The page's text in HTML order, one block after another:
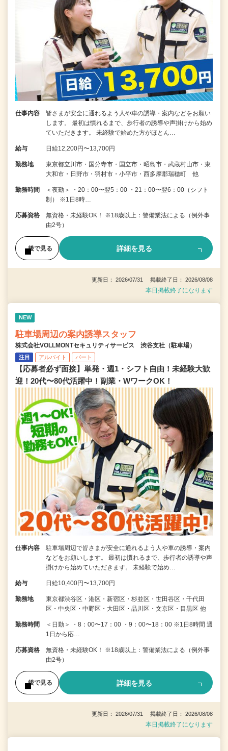
仕事内容
皆さまが安全に通れるよう人や車の誘導・案内などをお願い
します。 最初は慣れるまで、歩行者の誘導や声掛けから始め
ていただきます。 未経験で始めた方がほとん…
給与 日給12,200円〜13,700円
勤務地
東京都立川市・国分寺市・国立市・昭島市・武蔵村山市・東
大和市・日野市・羽村市・小平市・西多摩郡瑞穂町 他
勤務時間
＜夜勤＞ ・20：00〜翌5：00 ・21：00〜翌6：00（シフト
制） ※1日8時…
応募資格
無資格・未経験OK！ ※18歳以上：警備業法による（例外事
由2号）
後で見る 詳細を見る
更新日： 2026/07/31 掲載終了日： 2026/08/08
本日掲載終了になります
NEW
駐車場周辺の案内誘導スタッフ
株式会社VOLLMONTセキュリティサービス 渋谷支社（駐車場）
注目 アルバイト パート
【応募者必ず面接】単発・週1・シフト自由！未経験大歓
迎！20代〜80代活躍中！副業・WワークOK！
仕事内容
駐車場周辺で皆さまが安全に通れるよう人や車の誘導・案内
などをお願いします。 最初は慣れるまで、歩行者の誘導や声
掛けから始めていただきます。 未経験で始め…
給与 日給10,400円〜13,700円
勤務地
東京都渋谷区・港区・新宿区・杉並区・世田谷区・千代田
区・中央区・中野区・大田区・品川区・文京区・目黒区 他
勤務時間
＜日勤＞ ・8：00〜17：00 ・9：00〜18：00 ※1日8時間 週
1日から応…
応募資格
無資格・未経験OK！ ※18歳以上：警備業法による（例外事
由2号）
後で見る 詳細を見る
更新日： 2026/07/31 掲載終了日： 2026/08/08
本日掲載終了になります